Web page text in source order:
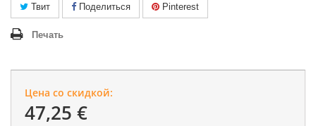
Твит Поделиться Pinterest
Печать
Цена со скидкой:
47,25 €